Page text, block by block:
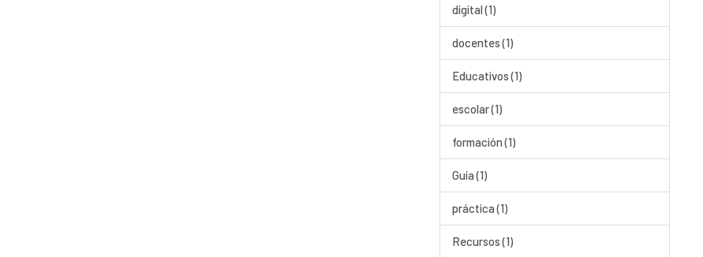
digital (1)
docentes (1)
Educativos (1)
escolar (1)
formación (1)
Guía (1)
práctica (1)
Recursos (1)